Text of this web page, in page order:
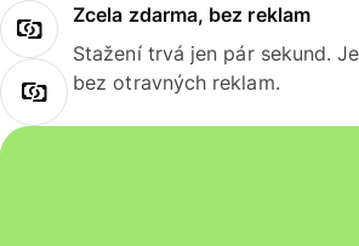
Zcela zdarma, bez reklam
Stažení trvá jen pár sekund.
bez otravných reklam.